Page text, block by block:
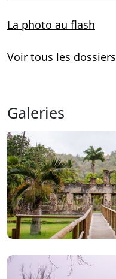
La photo au flash
Voir tous les dossiers
Galeries